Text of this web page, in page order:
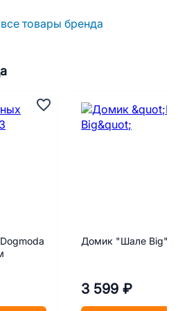
товары бренда
Домик "Шале Big"
3 599 ₽